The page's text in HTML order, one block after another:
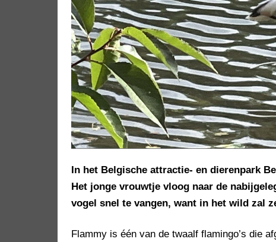
In het Belgische attractie- en dierenpark
Het jonge vrouwtje vloog naar de
vogel snel te vangen, want in het wild zal
Flammy is één van de twaalf flamingo’s die